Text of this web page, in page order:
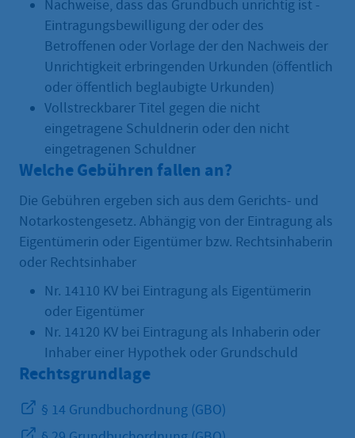
Nachweise, dass das Grundbuch unrichtig ist -
Eintragungsbewilligung der oder des
Betroffenen oder Vorlage der den Nachweis der
Unrichtigkeit erbringenden Urkunden (öffentlich
oder öffentlich beglaubigte Urkunden)
Vollstreckbarer Titel gegen die nicht
eingetragene Schuldnerin oder den nicht
eingetragenen Schuldner
Welche Gebühren fallen an?
Die Gebühren ergeben sich aus dem Gerichts- und
Notarkostengesetz. Abhängig von der Eintragung als
Eigentümerin oder Eigentümer bzw. Rechtsinhaberin
oder Rechtsinhaber
Nr. 14110 KV bei Eintragung als Eigentümerin
oder Eigentümer
Nr. 14120 KV bei Eintragung als Inhaberin oder
Inhaber einer Hypothek oder Grundschuld
Rechtsgrundlage
§ 14 Grundbuchordnung (GBO)